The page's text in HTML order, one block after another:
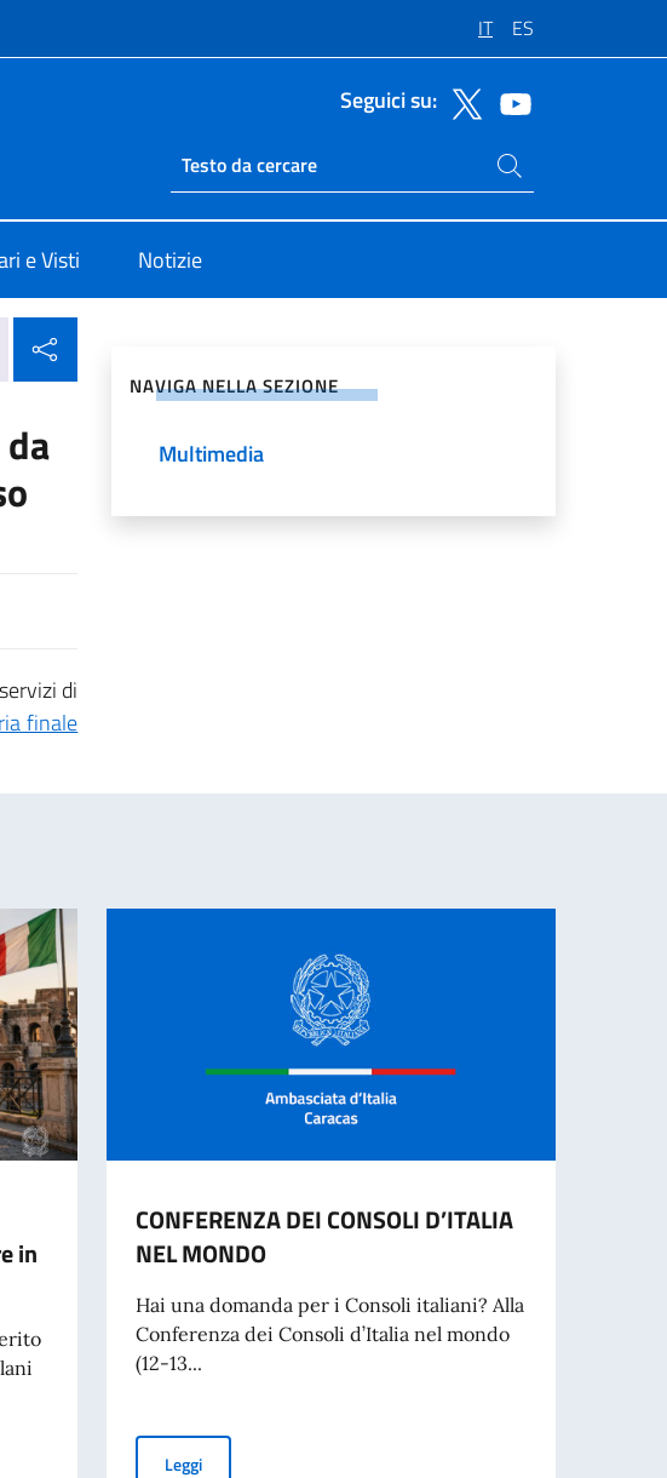
IT ES
Seguici su:
Ricerca sito live
Cerca nel sito
e Visti Notizie
di
finale
NAVIGA NELLA SEZIONE
Multimedia
in
CONFERENZA DEI CONSOLI D’ITALIA
NEL MONDO
Hai una domanda per i Consoli italiani? Alla
Conferenza dei Consoli d’Italia nel mondo
(12-13...
LeggiCONFERENZA DEI CONSOLI D’ITALIA NEL MONDO